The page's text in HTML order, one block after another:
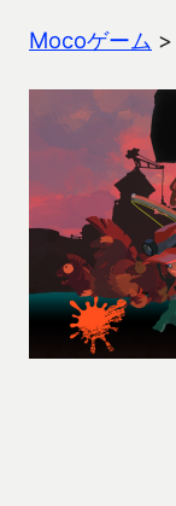
Mocoゲーム >